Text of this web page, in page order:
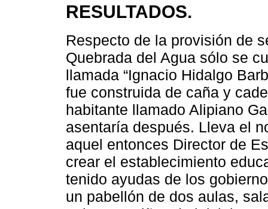
RESULTADOS.
Respecto de la provisión de
Quebrada del Agua sólo se
llamada “Ignacio Hidalgo
fue construida de caña y
habitante llamado Alipiano
asentaría después. Lleva el
aquel entonces Director de
crear el establecimiento
tenido ayudas de los
un pabellón de dos aulas,